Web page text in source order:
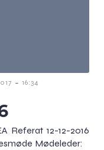
- 16:34
Referat 12-12-2016
Mødeleder: